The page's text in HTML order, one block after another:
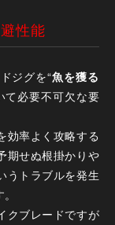
性能
ジグを“魚を獲る
て必要不可欠な要
効率よく攻略する
期せぬ根掛かりや
うトラブルを発生
クブレードですが